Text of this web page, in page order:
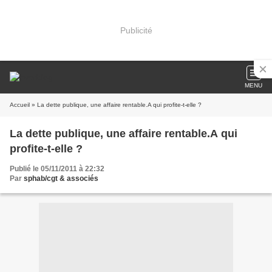
Publicité
MENU
Accueil » La dette publique, une affaire rentable.A qui profite-t-elle ?
La dette publique, une affaire rentable.A qui
profite-t-elle ?
Publié le 05/11/2011 à 22:32
Par sphab/cgt & associés